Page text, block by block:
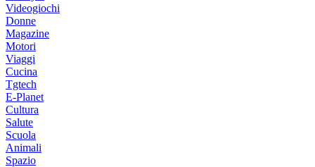
Videogiochi
Donne
Magazine
Motori
Viaggi
Cucina
Tgtech
E-Planet
Cultura
Salute
Scuola
Animali
Spazio